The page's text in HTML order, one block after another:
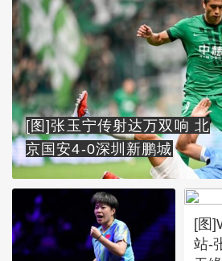
[图]张玉宁传射达万双响 北
京国安4-0深圳新鹏城
[图
站-